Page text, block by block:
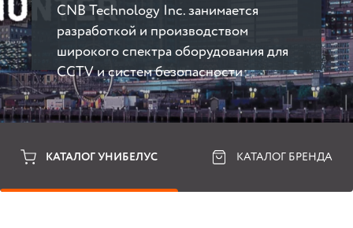
CNB Technology Inc. занимается
разработкой и производством
широкого спектра оборудования для
CCTV и систем безопасности
КАТАЛОГ УНИБЕЛУС КАТАЛОГ БРЕНДА